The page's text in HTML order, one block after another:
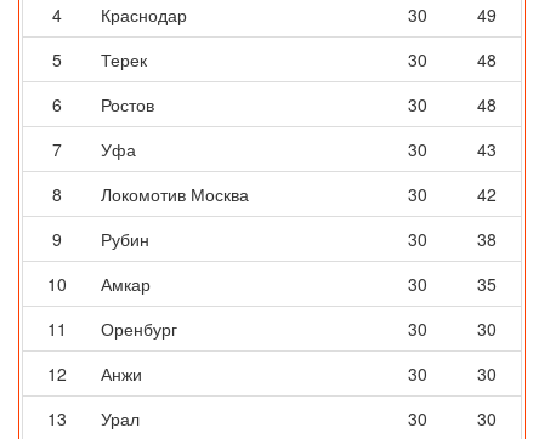
4
Краснодар 30
49
5
Терек 30
48
6
Ростов 30
48
7
Уфа 30
43
8
Локомотив Москва 30
42
9
Рубин 30
38
10
Амкар 30
35
11
Оренбург 30
30
12
Анжи 30
30
13
Урал 30
30